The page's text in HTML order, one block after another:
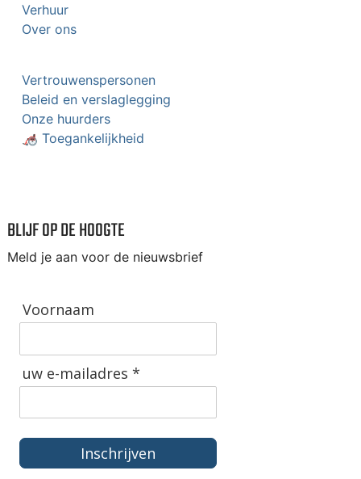
Verhuur
Over ons
Vertrouwenspersonen
Beleid en verslaglegging
Onze huurders
🦽 Toegankelijkheid
BLIJF OP DE HOOGTE
Meld je aan voor de nieuwsbrief
Voornaam
uw e-mailadres *
Inschrijven